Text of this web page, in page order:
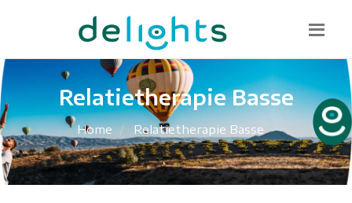
085 130 1482
info@delights.nu
Relatietherapie Basse
Home Relatietherapie Basse